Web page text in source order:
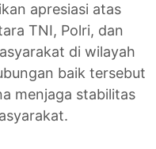
apresiasi atas
TNI, Polri, dan
di wilayah
baik tersebut
menjaga stabilitas